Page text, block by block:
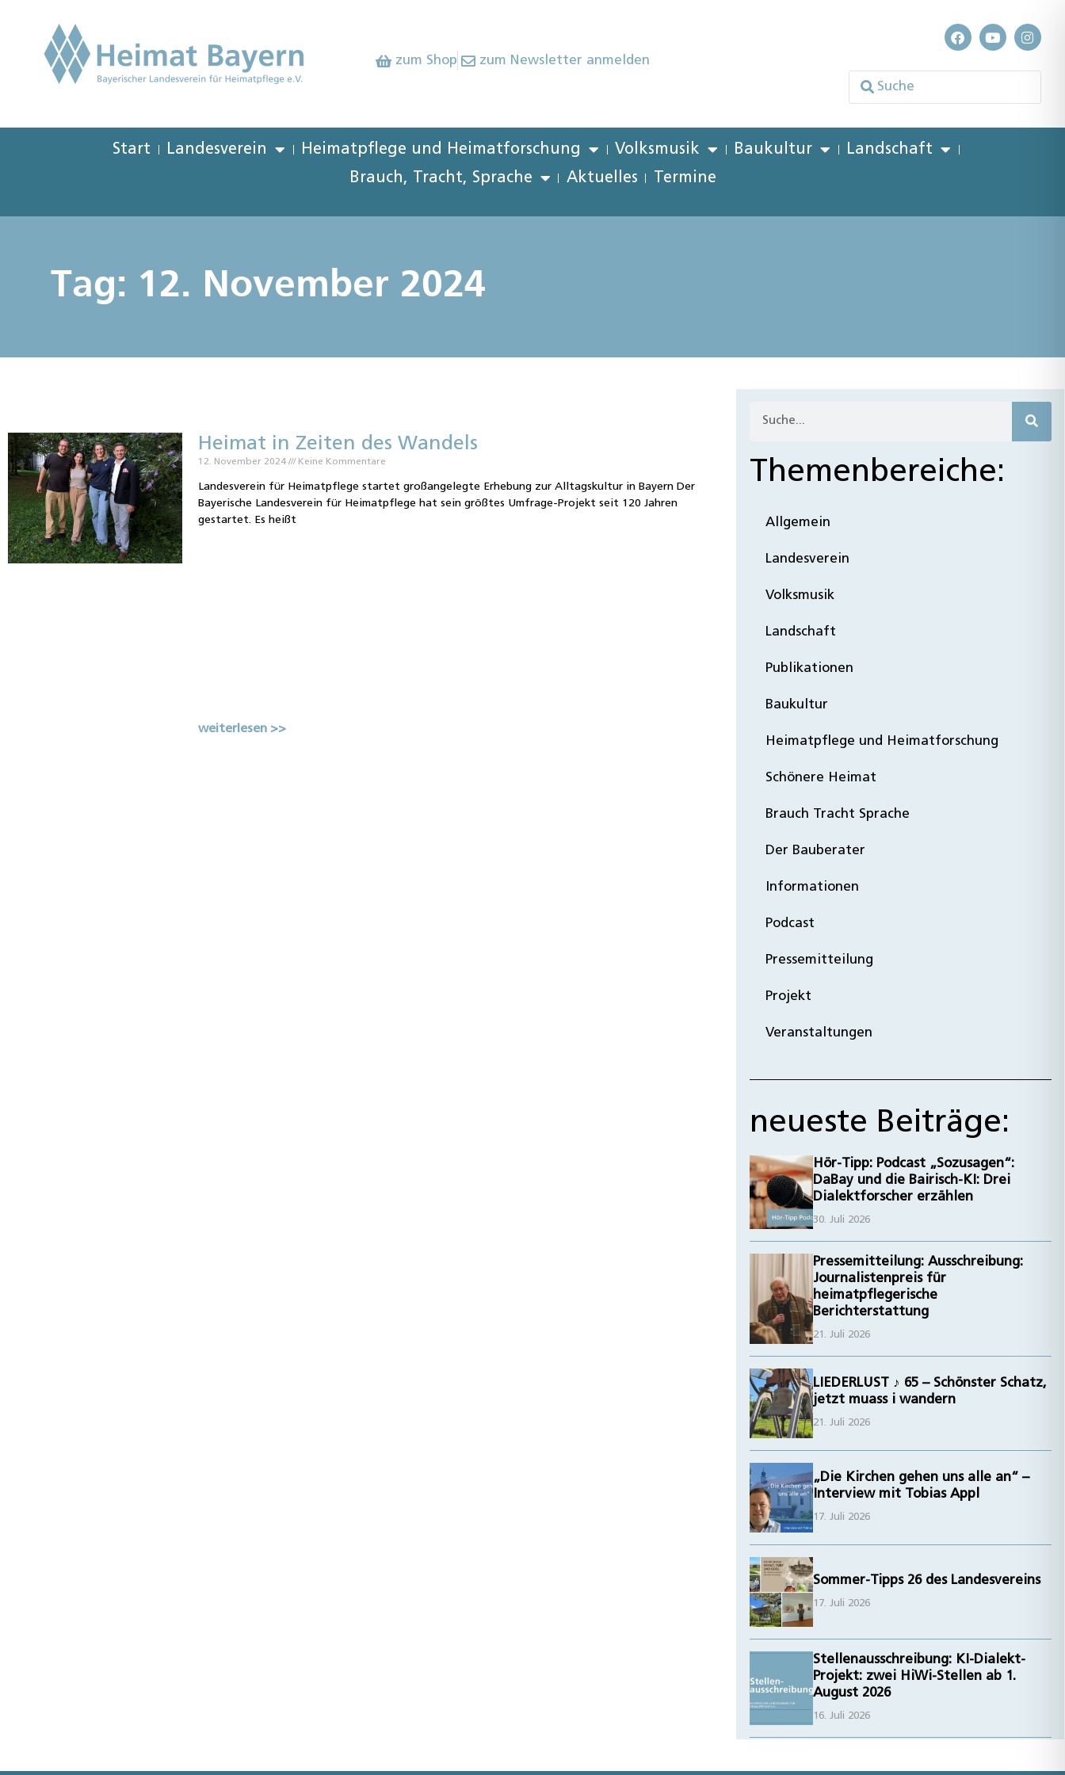
zum Shop zum Newsletter anmelden
Start Landesverein Heimatpflege und Heimatforschung Volksmusik Baukultur
Landschaft
Brauch, Tracht, Sprache
Aktuelles Termine
Tag: 12. November 2024
Heimat in Zeiten des Wandels
12. November 2024 Keine Kommentare
Landesverein für Heimatpflege startet großangelegte Erhebung zur Alltagskultur in Bayern Der
Bayerische Landesverein für Heimatpflege hat sein größtes Umfrage-Projekt seit 120 Jahren
gestartet. Es heißt
weiterlesen >>
Themenbereiche:
Allgemein
Landesverein
Volksmusik
Landschaft
Publikationen
Baukultur
Heimatpflege und Heimatforschung
Schönere Heimat
Brauch Tracht Sprache
Der Bauberater
Informationen
Podcast
Pressemitteilung
Projekt
Veranstaltungen
neueste Beiträge:
Hör-Tipp: Podcast „Sozusagen“:
DaBay und die Bairisch-KI: Drei
Dialektforscher erzählen
30. Juli 2026
Pressemitteilung: Ausschreibung:
Journalistenpreis für
heimatpflegerische
Berichterstattung
21. Juli 2026
LIEDERLUST ♪ 65 – Schönster Schatz,
jetzt muass i wandern
21. Juli 2026
„Die Kirchen gehen uns alle an“ –
Interview mit Tobias Appl
17. Juli 2026
Sommer-Tipps 26 des Landesvereins
17. Juli 2026
Stellenausschreibung: KI-Dialekt-
Projekt: zwei HiWi-Stellen ab 1.
August 2026
16. Juli 2026